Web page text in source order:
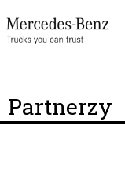
Partnerzy